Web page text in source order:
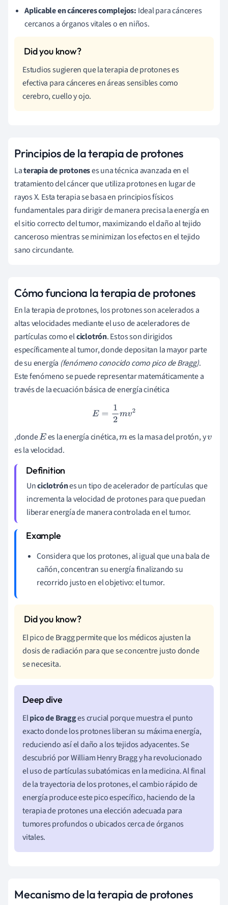
Aplicable en cánceres complejos: Ideal para cánceres
cercanos a órganos vitales o en niños.
Estudios sugieren que la terapia de protones es
efectiva para cánceres en áreas sensibles como
cerebro, cuello y ojo.
Principios de la terapia de protones
Laterapia de protoneses una técnica avanzada en el
tratamiento del cáncer que utiliza protones en lugar de
rayos X. Esta terapia se basa en principios físicos
fundamentales para dirigir de manera precisa la energía en
el sitio correcto del tumor, maximizando el daño al tejido
canceroso mientras se minimizan los efectos en el tejido
sano circundante.
Cómo funciona la terapia de protones
En la terapia de protones, los protones son acelerados a
altas velocidades mediante el uso de aceleradores de
partículas como elciclotrón. Estos son dirigidos
específicamente al tumor, donde depositan la mayor parte
de su energía (fenómeno conocido como pico de Bragg).
Este fenómeno se puede representar matemáticamente a
través de la ecuación básica de energía cinética
E=1 2mv2
,dondeE es la energía cinética,mes la masa del protón, yv
es la velocidad.
Unciclotrónes un tipo de acelerador de partículas que
incrementa la velocidad de protones para que puedan
liberar energía de manera controlada en el tumor.
Considera que los protones, al igual que una bala de
cañón, concentran su energía finalizando su
recorrido justo en el objetivo: el tumor.
El pico de Bragg permite que los médicos ajusten la
dosis de radiación para que se concentre justo donde
se necesita.
Elpico de Bragges crucial porque muestra el punto
exacto donde los protones liberan su máxima energía,
reduciendo así el daño a los tejidos adyacentes. Se
descubrió por William Henry Bragg y ha revolucionado
el uso de partículas subatómicas en la medicina. Al final
de la trayectoria de los protones, el cambio rápido de
energía produce este pico específico, haciendo de la
terapia de protones una elección adecuada para
tumores profundos o ubicados cerca de órganos
vitales.
Mecanismo de la terapia de protones